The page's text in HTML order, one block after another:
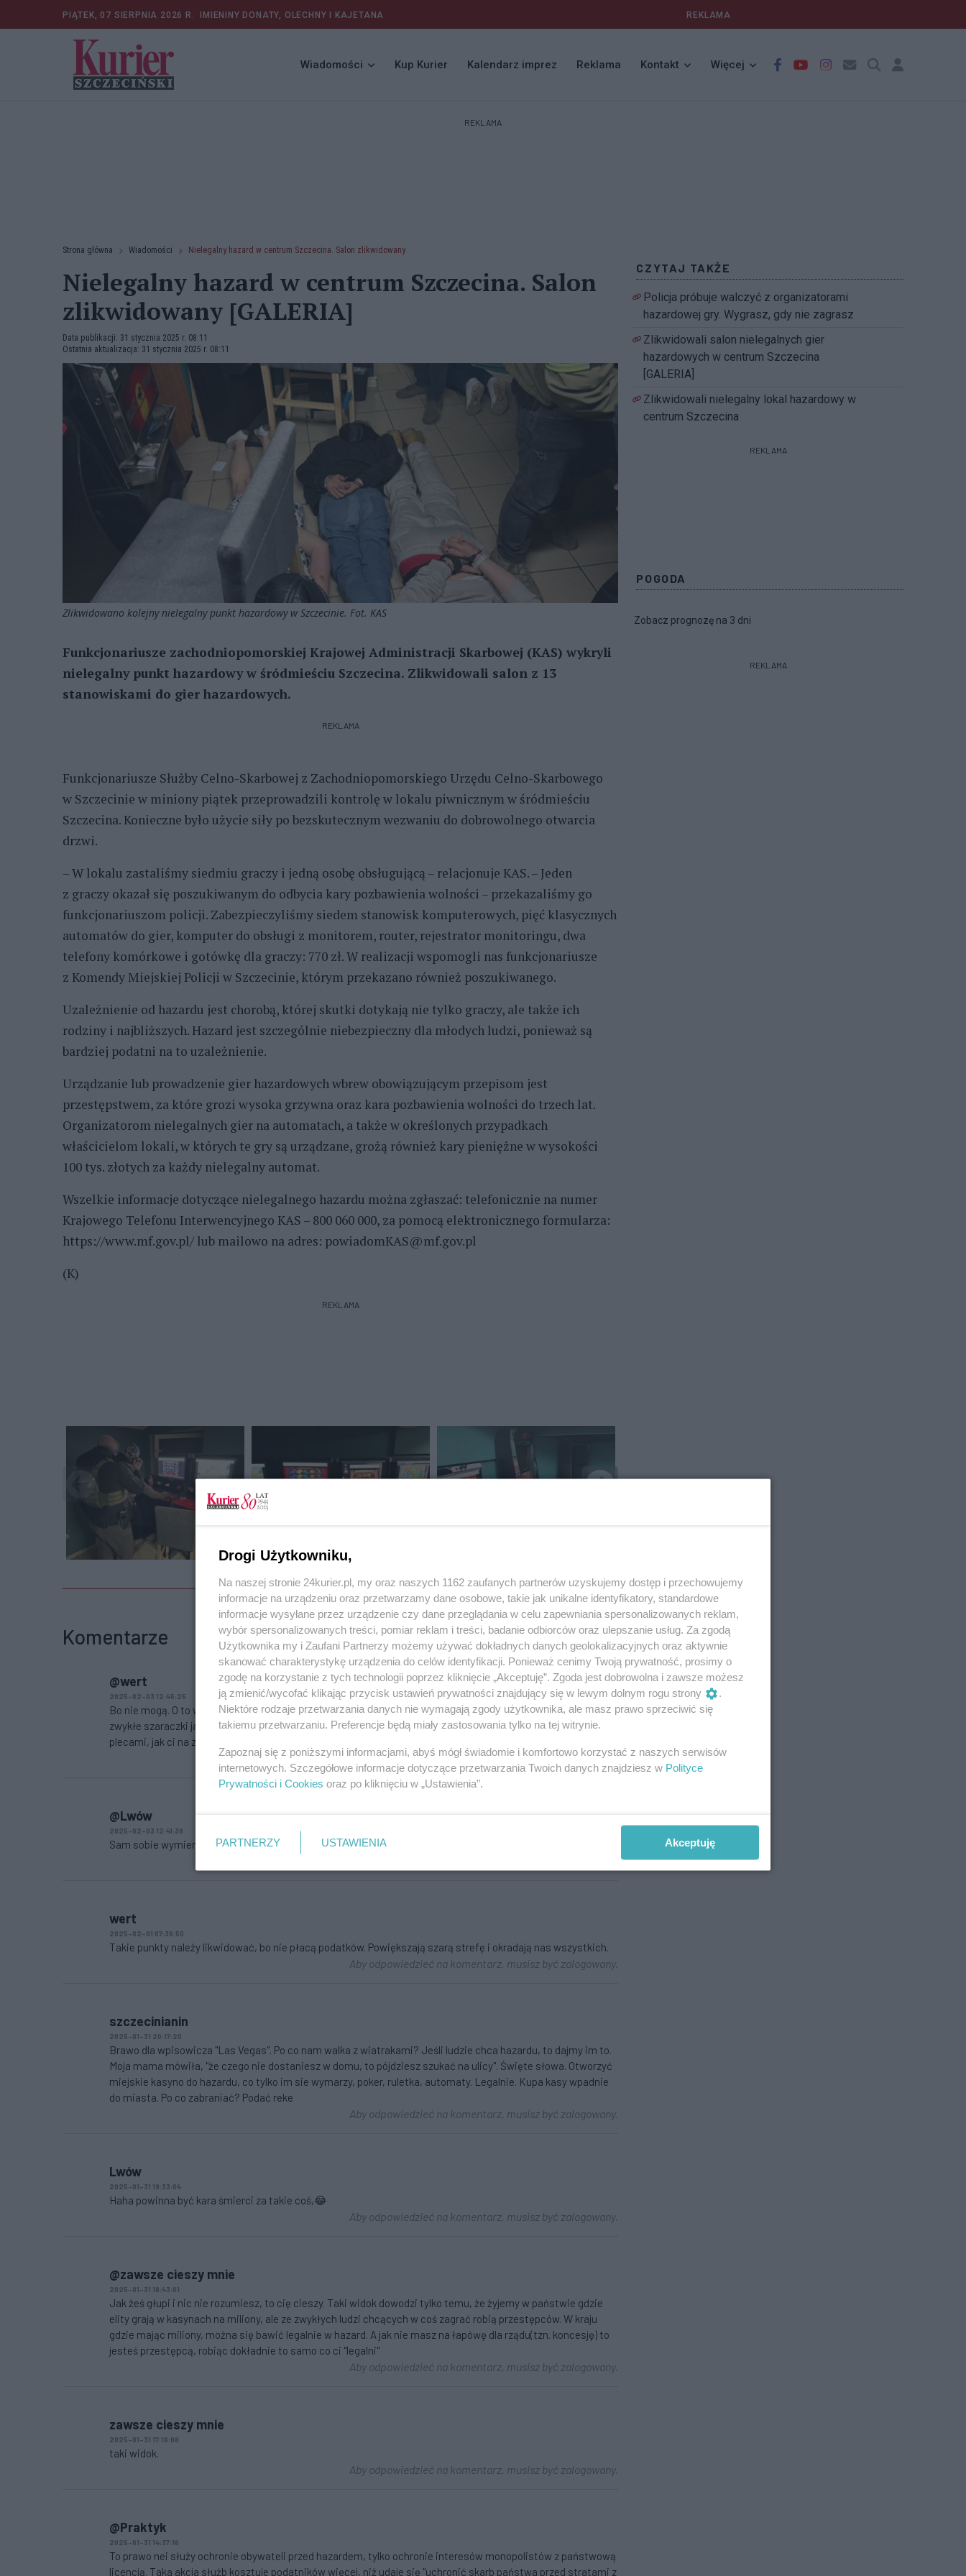
PIĄTEK, 07 SIERPNIA 2026 R. IMIENINY DONATY, OLECHNY I KAJETANA REKLAMA
Wiadomości Kup Kurier Kalendarz imprez Reklama Kontakt Więcej
REKLAMA
Strona główna Wiadomości Nielegalny hazard w centrum Szczecina. Salon zlikwidowany
Nielegalny hazard w centrum Szczecina. Salon
zlikwidowany [GALERIA]
Data publikacji: 31 stycznia 2025 r. 08:11
Ostatnia aktualizacja: 31 stycznia 2025 r. 08:11
Zlikwidowano kolejny nielegalny punkt hazardowy w Szczecinie. Fot. KAS
Funkcjonariusze zachodniopomorskiej Krajowej Administracji Skarbowej (KAS) wykryli
nielegalny punkt hazardowy w śródmieściu Szczecina. Zlikwidowali salon z 13
stanowiskami do gier hazardowych.
REKLAMA
Funkcjonariusze Służby Celno-Skarbowej z Zachodniopomorskiego Urzędu Celno-Skarbowego
w Szczecinie w miniony piątek przeprowadzili kontrolę w lokalu piwnicznym w śródmieściu
Szczecina. Konieczne było użycie siły po bezskutecznym wezwaniu do dobrowolnego otwarcia
drzwi.
– W lokalu zastaliśmy siedmiu graczy i jedną osobę obsługującą – relacjonuje KAS. – Jeden
z graczy okazał się poszukiwanym do odbycia kary pozbawienia wolności – przekazaliśmy go
funkcjonariuszom policji. Zabezpieczyliśmy siedem stanowisk komputerowych, pięć klasycznych
automatów do gier, komputer do obsługi z monitorem, router, rejestrator monitoringu, dwa
telefony komórkowe i gotówkę dla graczy: 770 zł. W realizacji wspomogli nas funkcjonariusze
z Komendy Miejskiej Policji w Szczecinie, którym przekazano również poszukiwanego.
Uzależnienie od hazardu jest chorobą, której skutki dotykają nie tylko graczy, ale także ich
rodziny i najbliższych. Hazard jest szczególnie niebezpieczny dla młodych ludzi, ponieważ są
bardziej podatni na to uzależnienie.
Urządzanie lub prowadzenie gier hazardowych wbrew obowiązującym przepisom jest
przestępstwem, za które grozi wysoka grzywna oraz kara pozbawienia wolności do trzech lat.
Organizatorom nielegalnych gier na automatach, a także w określonych przypadkach
właścicielom lokali, w których te gry są urządzane, grożą również kary pieniężne w wysokości
100 tys. złotych za każdy nielegalny automat.
Wszelkie informacje dotyczące nielegalnego hazardu można zgłaszać: telefonicznie na numer
Krajowego Telefonu Interwencyjnego KAS – 800 060 000, za pomocą elektronicznego formularza:
https://www.mf.gov.pl/ lub mailowo na adres: powiadomKAS@mf.gov.pl
(K)
REKLAMA
Komentarze
@wert
2025-02-03 12:45:25
Bo nie mogą. O to właśnie chodzi, że w tym kraju tylko mafia z grubymi milionami może bawić się w hazard. A
zwykłe szaraczki jak my, niech się nawet nie ważą, bo będą oglądać podłogę z bliska, z rękoma skutymi za
plecami, jak ci na zdjęciach powyżej
Aby odpowiedzieć na komentarz, musisz być zalogowany.
@Lwów
2025-02-03 12:41:38
Sam sobie wymierz taką karę za głupotę
wert
2025-02-01 07:36:50
Takie punkty należy likwidować, bo nie płacą podatków. Powiększają szarą strefę i okradają nas wszystkich.
Aby odpowiedzieć na komentarz, musisz być zalogowany.
szczecinianin
2025-01-31 20:17:20
Brawo dla wpisowicza "Las Vegas". Po co nam walka z wiatrakami? Jeśli ludzie chca hazardu, to dajmy im to.
Moja mama mówiła, "że czego nie dostaniesz w domu, to pójdziesz szukać na ulicy". Święte słowa. Otworzyć
miejskie kasyno do hazardu, co tylko im sie wymarzy, poker, ruletka, automaty. Legalnie. Kupa kasy wpadnie
do miasta. Po co zabraniać? Podać reke
Aby odpowiedzieć na komentarz, musisz być zalogowany.
Lwów
2025-01-31 19:33:04
Haha powinna być kara śmierci za takie coś,😂
Aby odpowiedzieć na komentarz, musisz być zalogowany.
@zawsze cieszy mnie
2025-01-31 18:43:01
Jak żeś głupi i nic nie rozumiesz, to cię cieszy. Taki widok dowodzi tylko temu, że żyjemy w państwie gdzie
elity grają w kasynach na miliony, ale ze zwykłych ludzi chcących w coś zagrać robią przestępców. W kraju
gdzie mając miliony, można się bawić legalnie w hazard. A jak nie masz na łapówę dla rządu(tzn. koncesję) to
jesteś przestępcą, robiąc dokładnie to samo co ci "legalni"
Aby odpowiedzieć na komentarz, musisz być zalogowany.
zawsze cieszy mnie
2025-01-31 17:16:08
taki widok.
Aby odpowiedzieć na komentarz, musisz być zalogowany.
@Praktyk
2025-01-31 14:37:16
To prawo nei służy ochronie obywateli przed hazardem, tylko ochronie interesów monopolistów z państwową
licencją. Taka akcja służb kosztuje podatników więcej, niż udaje się "uchronić skarb państwa przed stratami z
CZYTAJ TAKŻE
Policja próbuje walczyć z organizatorami
hazardowej gry. Wygrasz, gdy nie zagrasz
Zlikwidowali salon nielegalnych gier
hazardowych w centrum Szczecina
[GALERIA]
Zlikwidowali nielegalny lokal hazardowy w
centrum Szczecina
REKLAMA
POGODA
Zobacz prognozę na 3 dni
REKLAMA
Drogi Użytkowniku,
Na naszej stronie 24kurier.pl, my oraz naszych 1162 zaufanych partnerów uzyskujemy dostęp i przechowujemy
informacje na urządzeniu oraz przetwarzamy dane osobowe, takie jak unikalne identyfikatory, standardowe
informacje wysyłane przez urządzenie czy dane przeglądania w celu zapewniania spersonalizowanych reklam,
wybór spersonalizowanych treści, pomiar reklam i treści, badanie odbiorców oraz ulepszanie usług. Za zgodą
Użytkownika my i Zaufani Partnerzy możemy używać dokładnych danych geolokalizacyjnych oraz aktywnie
skanować charakterystykę urządzenia do celów identyfikacji. Ponieważ cenimy Twoją prywatność, prosimy o
zgodę na korzystanie z tych technologii poprzez kliknięcie „Akceptuję”. Zgoda jest dobrowolna i zawsze możesz
ją zmienić/wycofać klikając przycisk ustawień prywatności znajdujący się w lewym dolnym rogu strony
.
Niektóre rodzaje przetwarzania danych nie wymagają zgody użytkownika, ale masz prawo sprzeciwić się
takiemu przetwarzaniu. Preferencje będą miały zastosowania tylko na tej witrynie.
Zapoznaj się z poniższymi informacjami, abyś mógł świadomie i komfortowo korzystać z naszych serwisów
internetowych. Szczegółowe informacje dotyczące przetwarzania Twoich danych znajdziesz w Polityce
Prywatności i Cookies oraz po kliknięciu w „Ustawienia”.
PARTNERZY USTAWIENIA Akceptuję